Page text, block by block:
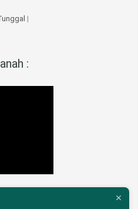
|
: